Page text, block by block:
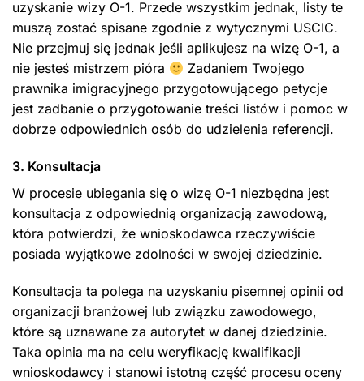
uzyskanie wizy O-1. Przede wszystkim jednak, listy te
muszą zostać spisane zgodnie z wytycznymi USCIC.
Nie przejmuj się jednak jeśli aplikujesz na wizę O-1, a
nie jesteś mistrzem pióra
Zadaniem Twojego
prawnika imigracyjnego przygotowującego petycje
jest zadbanie o przygotowanie treści listów i pomoc w
dobrze odpowiednich osób do udzielenia referencji.
3. Konsultacja
W procesie ubiegania się o wizę O-1 niezbędna jest
konsultacja z odpowiednią organizacją zawodową,
która potwierdzi, że wnioskodawca rzeczywiście
posiada wyjątkowe zdolności w swojej dziedzinie.
Konsultacja ta polega na uzyskaniu pisemnej opinii od
organizacji branżowej lub związku zawodowego,
które są uznawane za autorytet w danej dziedzinie.
Taka opinia ma na celu weryfikację kwalifikacji
wnioskodawcy i stanowi istotną część procesu oceny